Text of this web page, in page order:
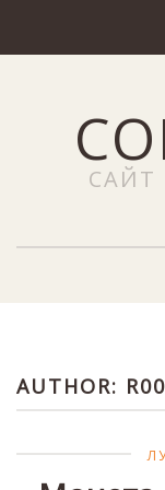
NEWS (Новости)
Наши услуги
Добавить
САЙТ
Марки
AUTHOR: